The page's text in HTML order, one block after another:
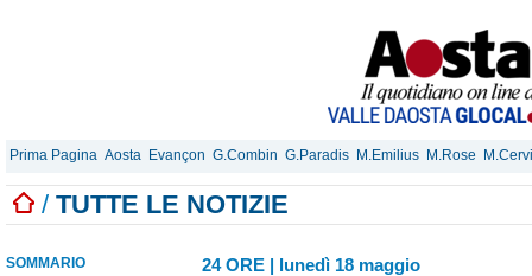
Prima Pagina Aosta Evançon G.Combin G.Paradis M.Emilius M.Rose
/ TUTTE LE NOTIZIE
SOMMARIO 24 ORE | lunedì 18 maggio